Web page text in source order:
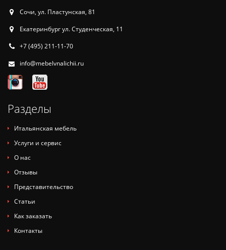
Сочи, ул. Пластунская, 81
Екатеринбург ул. Студенческая, 11
+7 (495) 211-11-70
info@mebelvnalichii.ru
Разделы
Итальянская мебель
Услуги и сервис
О нас
Отзывы
Представительство
Статьи
Как заказать
Контакты